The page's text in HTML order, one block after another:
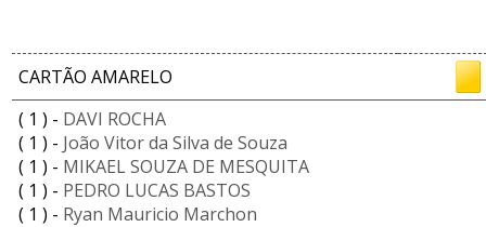
CARTÃO AMARELO
( 1 ) - DAVI ROCHA
( 1 ) - João Vitor da Silva de Souza
( 1 ) - MIKAEL SOUZA DE MESQUITA
( 1 ) - PEDRO LUCAS BASTOS
( 1 ) - Ryan Mauricio Marchon